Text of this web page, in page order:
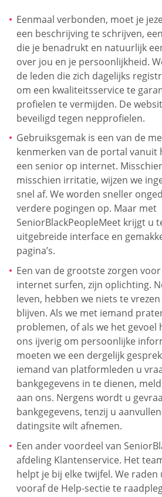
Eenmaal verbonden, moet je
een beschrijving te schrijven,
die je benadrukt en natuurlijk
over jou en je persoonlijkheid.
de leden die zich dagelijks
om een kwaliteitsservice te
profielen te vermijden. De
beveiligd tegen nepprofielen.
Gebruiksgemak is een van de
kenmerken van de portal vanuit
een senior op internet.
misschien irritatie, wijzen we
snel af. We worden sneller
verdere pogingen op. Maar met
SeniorBlackPeopleMeet krijgt u
uitgebreide interface en
pagina’s.
Een van de grootste zorgen
internet surfen, zijn oplichting.
leven, hebben we niets te
blijven. Als we met iemand
problemen, of als we het gevoel
ons ijverig om persoonlijke
moeten we een dergelijk
iemand van platformleden u
bankgegevens in te dienen,
aan ons. Nergens wordt u
bankgegevens, tenzij u
datingsite wilt afnemen.
Een ander voordeel van
afdeling Klantenservice. Het
helpt je bij elke twijfel. We
vooraf de Help-sectie te